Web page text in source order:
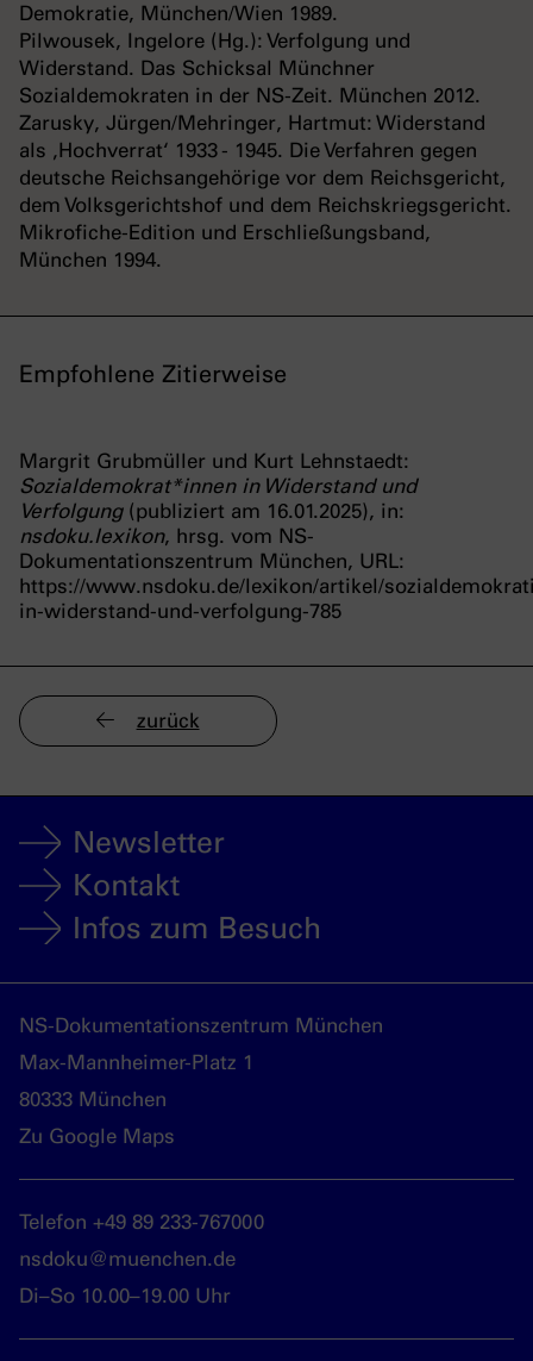
Demokratie, München/Wien 1989.
Pilwousek, Ingelore (Hg.): Verfolgung und
Widerstand. Das Schicksal Münchner
Sozialdemokraten in der NS-Zeit. München 2012.
Zarusky, Jürgen/Mehringer, Hartmut: Widerstand
als ‚Hochverrat‘ 1933 - 1945. Die Verfahren gegen
deutsche Reichsangehörige vor dem Reichsgericht,
dem Volksgerichtshof und dem Reichskriegsgericht.
Mikrofiche-Edition und Erschließungsband,
München 1994.
Empfohlene Zitierweise
Margrit Grubmüller und Kurt Lehnstaedt:
Sozialdemokrat*innen in Widerstand und
Verfolgung(publiziert am 16.01.2025), in:
nsdoku.lexikon, hrsg. vom NS-
Dokumentationszentrum München, URL:
https://www.nsdoku.de/lexikon/artikel/
in-widerstand-und-verfolgung-785
zurück
Newsletter
Kontakt
Infos zum Besuch
NS-Dokumentationszentrum München
Max-Mannheimer-Platz 1
80333 München
Zu Google Maps
Telefon +49 89 233-767000
nsdoku@muenchen.de
Di–So 10.00–19.00 Uhr